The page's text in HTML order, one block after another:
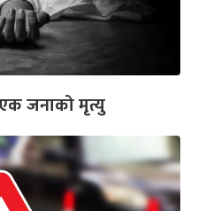
जनाको मृत्यु